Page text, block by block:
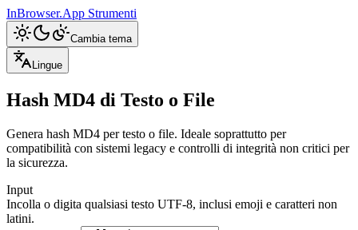
InBrowser.App Strumenti
Cambia tema
Lingue
Hash MD4 di Testo o File
Genera hash MD4 per testo o file. Ideale soprattutto per
compatibilità con sistemi legacy e controlli di integrità non critici per
la sicurezza.
Input
Incolla o digita qualsiasi testo UTF-8, inclusi emoji e caratteri non
latini.